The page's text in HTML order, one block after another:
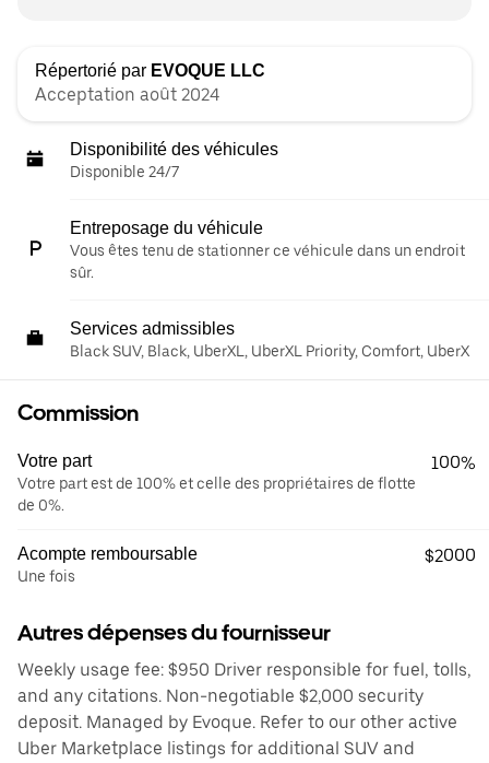
Répertorié par EVOQUE LLC
Acceptation août 2024
Disponibilité des véhicules
Disponible 24/7
Entreposage du véhicule
Vous êtes tenu de stationner ce véhicule dans un endroit
sûr.
Services admissibles
Black SUV, Black, UberXL, UberXL Priority, Comfort, UberX
Commission
Votre part
Votre part est de 100% et celle des propriétaires de flotte
de 0%.
100%
Acompte remboursable
Une fois
$2000
Autres dépenses du fournisseur
Weekly usage fee: $950 Driver responsible for fuel, tolls,
and any citations. Non-negotiable $2,000 security
deposit. Managed by Evoque. Refer to our other active
Uber Marketplace listings for additional SUV and